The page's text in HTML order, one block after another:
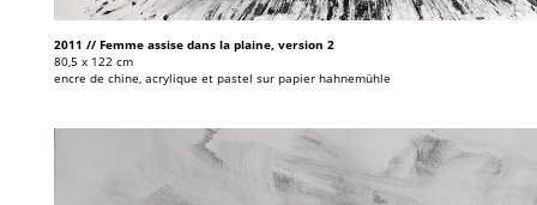
2011 // Femme assise dans la plaine, version 2
80,5 x 122 cm
encre de chine, acrylique et pastel sur papier hahnemühle